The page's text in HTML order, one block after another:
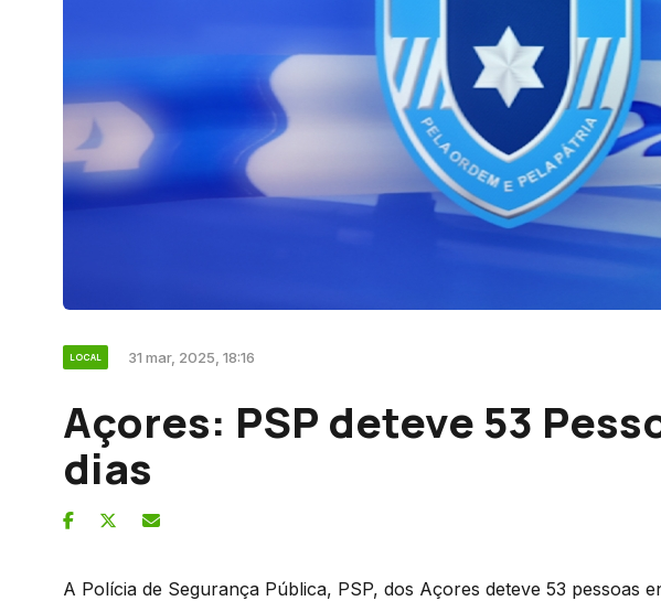
LOCAL 31 mar, 2025, 18:16
Açores: PSP deteve 53
dias
A Polícia de Segurança Pública, PSP, dos Açores deteve 53 pessoas